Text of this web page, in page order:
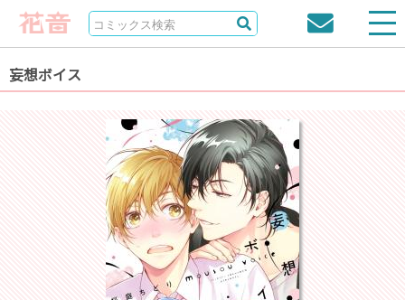
妄想ボイス